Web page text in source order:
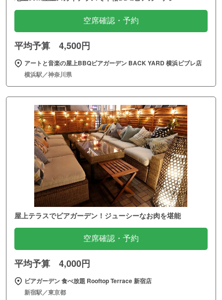
空席確認・予約
平均予算 4,500円
アートと音楽の屋上BBQビアガーデン BACK YARD 横浜ビブレ店
横浜駅／神奈川県
屋上テラスでビアガーデン！ジューシーなお肉を堪能
空席確認・予約
平均予算 4,000円
ビアガーデン 食べ放題 Rooftop Terrace 新宿店
新宿駅／東京都